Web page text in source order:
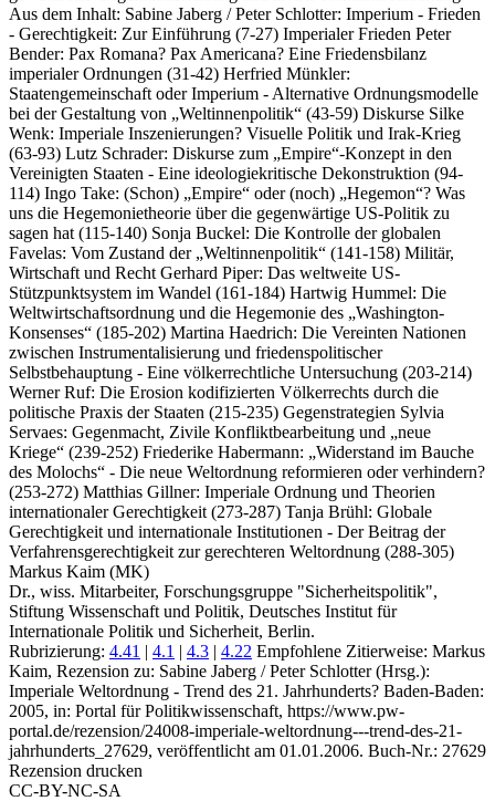
Aus dem Inhalt: Sabine Jaberg / Peter Schlotter: Imperium - Frieden
- Gerechtigkeit: Zur Einführung (7-27) Imperialer Frieden Peter
Bender: Pax Romana? Pax Americana? Eine Friedensbilanz
imperialer Ordnungen (31-42) Herfried Münkler:
Staatengemeinschaft oder Imperium - Alternative Ordnungsmodelle
bei der Gestaltung von „Weltinnenpolitik“ (43-59) Diskurse Silke
Wenk: Imperiale Inszenierungen? Visuelle Politik und Irak-Krieg
(63-93) Lutz Schrader: Diskurse zum „Empire“-Konzept in den
Vereinigten Staaten - Eine ideologiekritische Dekonstruktion (94-
114) Ingo Take: (Schon) „Empire“ oder (noch) „Hegemon“? Was
uns die Hegemonietheorie über die gegenwärtige US-Politik zu
sagen hat (115-140) Sonja Buckel: Die Kontrolle der globalen
Favelas: Vom Zustand der „Weltinnenpolitik“ (141-158) Militär,
Wirtschaft und Recht Gerhard Piper: Das weltweite US-
Stützpunktsystem im Wandel (161-184) Hartwig Hummel: Die
Weltwirtschaftsordnung und die Hegemonie des „Washington-
Konsenses“ (185-202) Martina Haedrich: Die Vereinten Nationen
zwischen Instrumentalisierung und friedenspolitischer
Selbstbehauptung - Eine völkerrechtliche Untersuchung (203-214)
Werner Ruf: Die Erosion kodifizierten Völkerrechts durch die
politische Praxis der Staaten (215-235) Gegenstrategien Sylvia
Servaes: Gegenmacht, Zivile Konfliktbearbeitung und „neue
Kriege“ (239-252) Friederike Habermann: „Widerstand im Bauche
des Molochs“ - Die neue Weltordnung reformieren oder verhindern?
(253-272) Matthias Gillner: Imperiale Ordnung und Theorien
internationaler Gerechtigkeit (273-287) Tanja Brühl: Globale
Gerechtigkeit und internationale Institutionen - Der Beitrag der
Verfahrensgerechtigkeit zur gerechteren Weltordnung (288-305)
Markus Kaim (MK)
Dr., wiss. Mitarbeiter, Forschungsgruppe "Sicherheitspolitik",
Stiftung Wissenschaft und Politik, Deutsches Institut für
Internationale Politik und Sicherheit, Berlin.
Rubrizierung: 4.41 | 4.1 | 4.3 | 4.22 Empfohlene Zitierweise: Markus
Kaim, Rezension zu: Sabine Jaberg / Peter Schlotter(Hrsg.):
Imperiale Weltordnung - Trend des 21. Jahrhunderts? Baden-Baden:
2005, in: Portal für Politikwissenschaft, https://www.pw-
portal.de/rezension/24008-imperiale-weltordnung---trend-des-21-
jahrhunderts_27629, veröffentlicht am 01.01.2006. Buch-Nr.: 27629
Rezension drucken
CC-BY-NC-SA